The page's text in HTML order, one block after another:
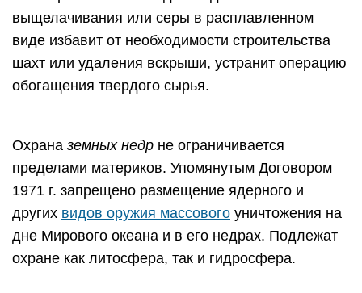
выщелачивания или серы в расплавленном
виде избавит от необходимости строительства
шахт или удаления вскрыши, устранит операцию
обогащения твердого сырья.
Охрана земных недр не ограничивается
пределами материков. Упомянутым Договором
1971 г. запрещено размещение ядерного и
других видов оружия массового уничтожения на
дне Мирового океана и в его недрах. Подлежат
охране как литосфера, так и гидросфера.